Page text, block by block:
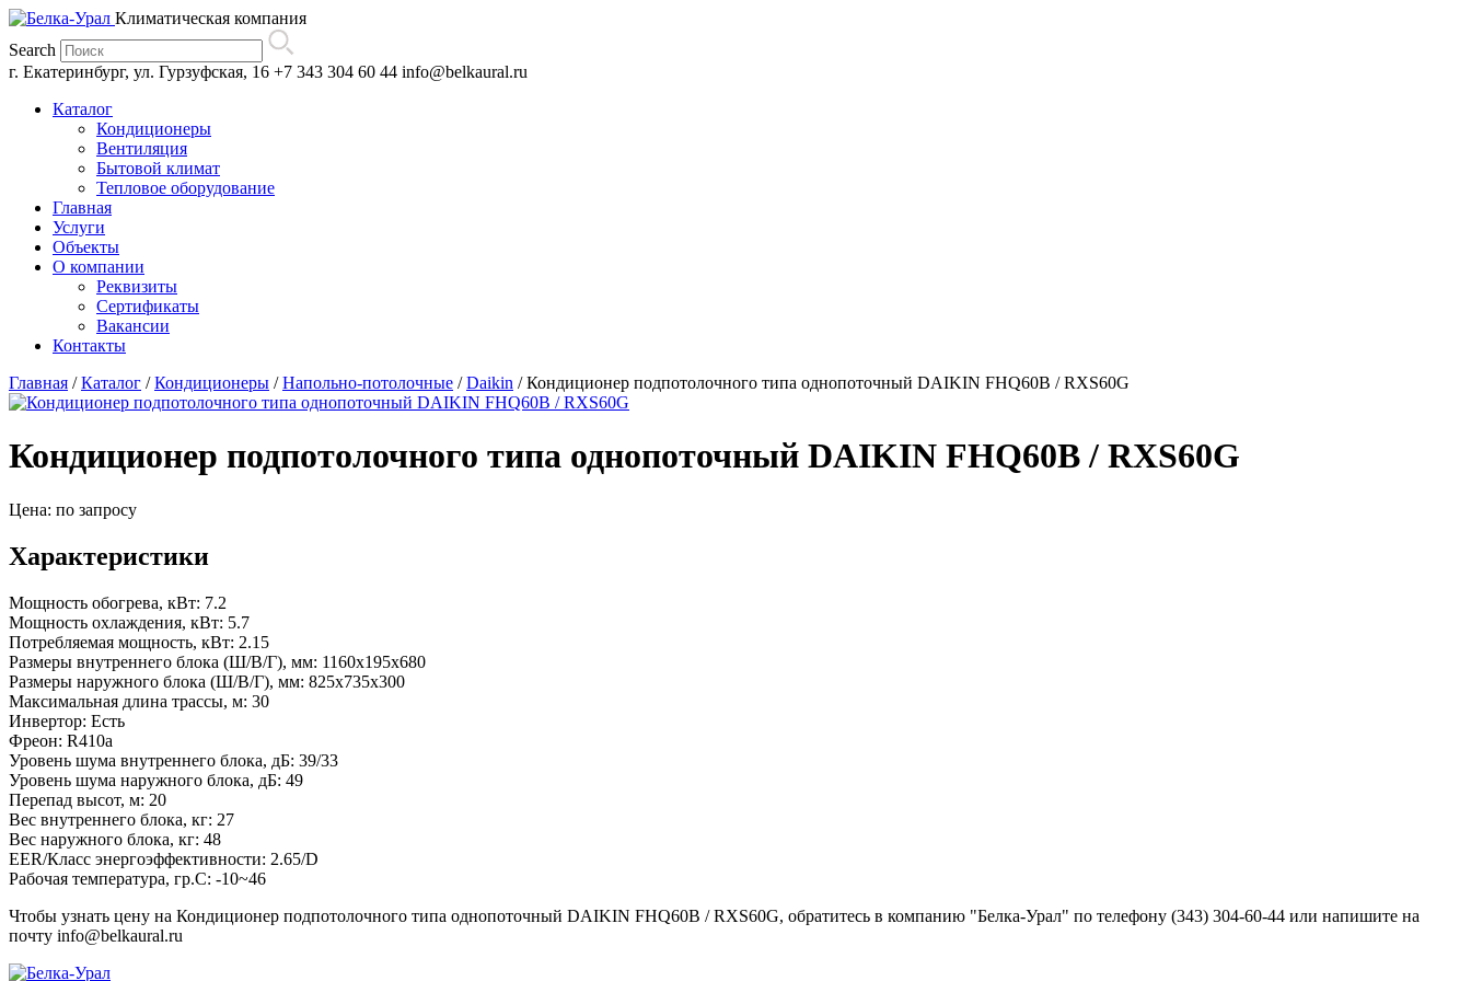
Климатическая компания
Search
г. Екатеринбург, ул. Гурзуфская, 16 +7 343 304 60 44 info@belkaural.ru
Каталог
Кондиционеры
Вентиляция
Бытовой климат
Тепловое оборудование
Главная
Услуги
Объекты
О компании
Реквизиты
Сертификаты
Вакансии
Контакты
Главная /Каталог /Кондиционеры /Напольно-потолочные /Daikin /Кондиционер подпотолочного типа однопоточный DAIKIN FHQ60B / RXS60G
Кондиционер подпотолочного типа однопоточный DAIKIN FHQ60B / RXS60G
Цена: по запросу
Характеристики
Мощность обогрева, кВт: 7.2
Мощность охлаждения, кВт: 5.7
Потребляемая мощность, кВт: 2.15
Размеры внутреннего блока (Ш/В/Г), мм: 1160x195x680
Размеры наружного блока (Ш/В/Г), мм: 825x735x300
Максимальная длина трассы, м: 30
Инвертор: Есть
Фреон: R410a
Уровень шума внутреннего блока, дБ: 39/33
Уровень шума наружного блока, дБ: 49
Перепад высот, м: 20
Вес внутреннего блока, кг: 27
Вес наружного блока, кг: 48
EER/Класс энергоэффективности: 2.65/D
Рабочая температура, гр.С: -10~46
Чтобы узнать цену на Кондиционер подпотолочного типа однопоточный DAIKIN FHQ60B / RXS60G, обратитесь в компанию "Белка-Урал" по телефону (343) 304-60-44 или напишите на
почту info@belkaural.ru